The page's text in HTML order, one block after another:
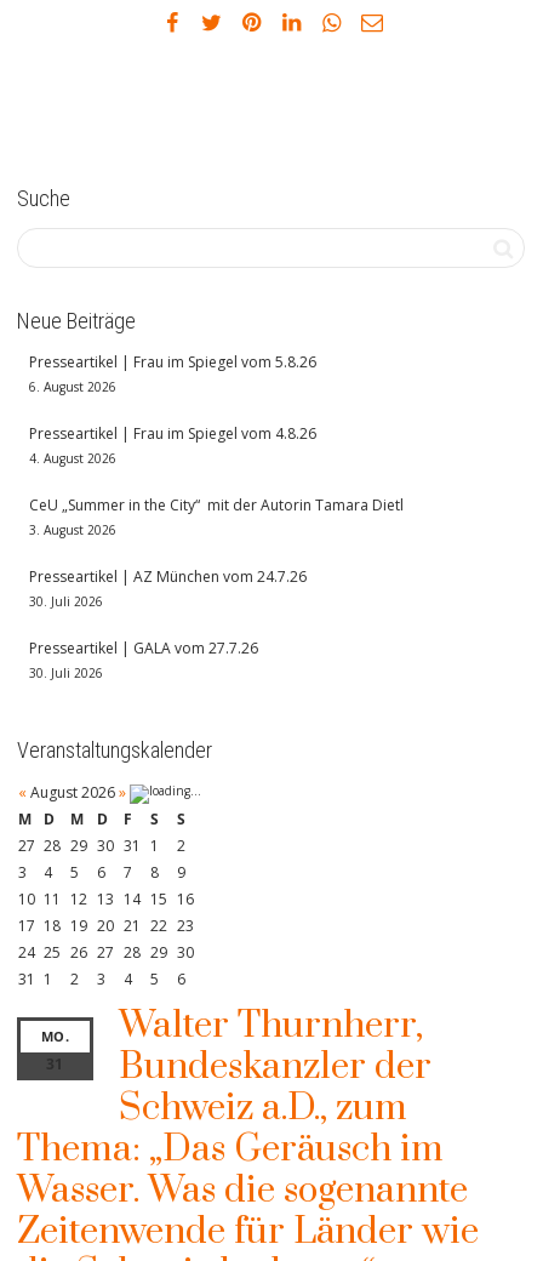
Suche
Neue Beiträge
Presseartikel | Frau im Spiegel vom 5.8.26
6. August 2026
Presseartikel | Frau im Spiegel vom 4.8.26
4. August 2026
CeU „Summer in the City“ mit der Autorin Tamara Dietl
3. August 2026
Presseartikel | AZ München vom 24.7.26
30. Juli 2026
Presseartikel | GALA vom 27.7.26
30. Juli 2026
Veranstaltungskalender
« August 2026»
M
D M D F S
S
27 28 29 30 31 1
2
3
4 5 6 7 8
9
10 11 12 13 14 15 16
17 18 19 20 21 22 23
24 25 26 27 28 29 30
31
1 2 3 4 5 6
MO.
31
Walter Thurnherr,
Bundeskanzler der
Schweiz a.D., zum
Thema: „Das Geräusch im
Wasser. Was die sogenannte
Zeitenwende für Länder wie